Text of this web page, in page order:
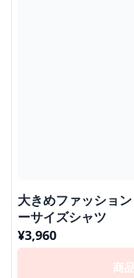
大きめファッション 都会的なバイカラーオーバ
ーサイズシャツ
¥3,960
商